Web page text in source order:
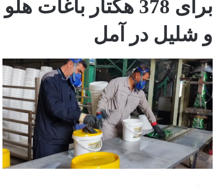
برای 378 هکتار باغات هلو
و شلیل در آمل